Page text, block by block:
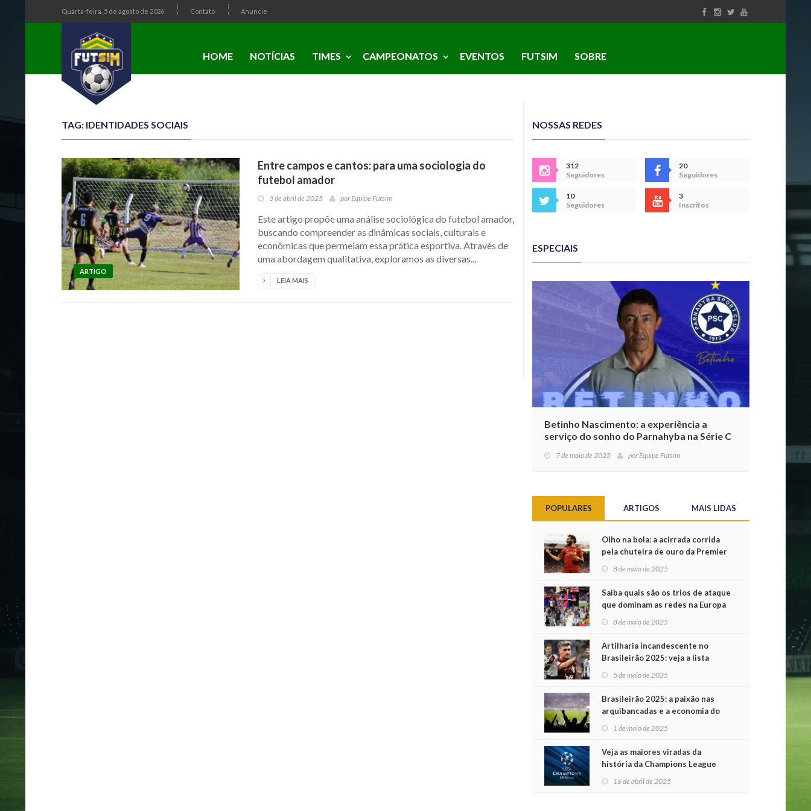
Quarta-feira, 5 de agosto de 2026 Contato Anuncie
HOME NOTÍCIAS TIMES CAMPEONATOS EVENTOS FUTSIM SOBRE
TAG: IDENTIDADES SOCIAIS
ARTIGO
Entre campos e cantos: para uma sociologia do
futebol amador
3 de abril de 2025 porEquipe Futsim
Este artigo propõe uma análise sociológica do futebol amador,
buscando compreender as dinâmicas sociais, culturais e
econômicas que permeiam essa prática esportiva. Através de
uma abordagem qualitativa, exploramos as diversas...
LEIA MAIS
NOSSAS REDES
312
Seguidores
20
Seguidores
10
Seguidores
3
Inscritos
ESPECIAIS
Betinho Nascimento: a experiência a
serviço do sonho do Parnahyba na Série C
7 de maio de 2025 porEquipe Futsim
POPULARES ARTIGOS MAIS LIDAS
Olho na bola: a acirrada corrida
pela chuteira de ouro da Premier
League
8 de maio de 2025
Saiba quais são os trios de ataque
que dominam as redes na Europa
8 de maio de 2025
Artilharia incandescente no
Brasileirão 2025: veja a lista
atualizada
5 de maio de 2025
Brasileirão 2025: a paixão nas
arquibancadas e a economia do
futebol na primeira rodada
1 de maio de 2025
Veja as maiores viradas da
história da Champions League
16 de abril de 2025